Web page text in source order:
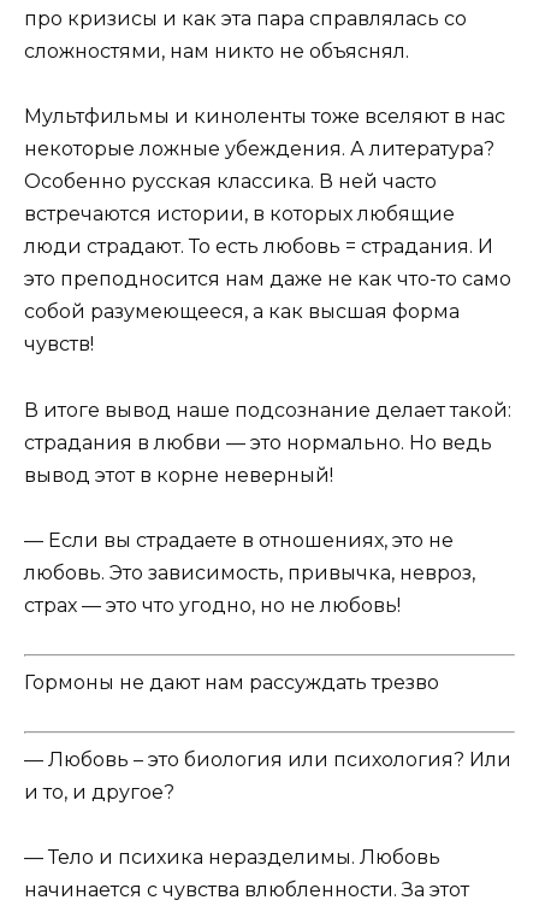
про кризисы и как эта пара справлялась со
сложностями, нам никто не объяснял.
Мультфильмы и киноленты тоже вселяют в нас
некоторые ложные убеждения. А литература?
Особенно русская классика. В ней часто
встречаются истории, в которых любящие
люди страдают. То есть любовь = страдания. И
это преподносится нам даже не как что-то само
собой разумеющееся, а как высшая форма
чувств!
В итоге вывод наше подсознание делает такой:
страдания в любви — это нормально. Но ведь
вывод этот в корне неверный!
— Если вы страдаете в отношениях, это не
любовь. Это зависимость, привычка, невроз,
страх — это что угодно, но не любовь!
Гормоны не дают нам рассуждать трезво
— Любовь – это биология или психология? Или
и то, и другое?
— Тело и психика неразделимы. Любовь
начинается с чувства влюбленности. За этот